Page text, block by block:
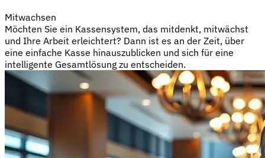
Mitwachsen
Möchten Sie ein Kassensystem, das mitdenkt, mitwächst
und Ihre Arbeit erleichtert? Dann ist es an der Zeit, über
eine einfache Kasse hinauszublicken und sich für eine
intelligente Gesamtlösung zu entscheiden.